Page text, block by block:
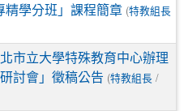
精學分班」課程簡章 (特教組長
市立大學特殊教育中心辦理
討會」徵稿公告 (特教組長 /